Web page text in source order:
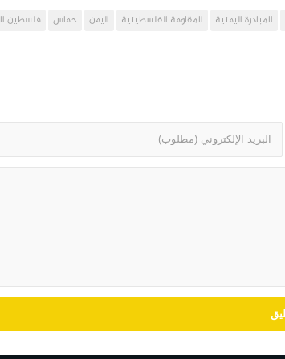
المبادرة اليمنية المقاومة الفلسطينية اليمن حماس فلسطين